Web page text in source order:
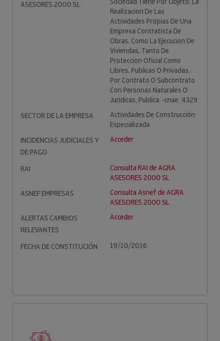
ASESORES 2000 SL
Realizacion De Las
Actividades Propias De Una
Empresa Contratista De
Obras, Como La Ejecucion De
Viviendas, Tanto De
Proteccion Oficial Como
Libres, Publicas O Privadas,
Por Contrato O Subcontrato
Con Personas Naturales O
Juridicas, Publica. -cnae: 4329
SECTOR DE LA EMPRESA
Actividades De Construcción
Especializada
INCIDENCIAS JUDICIALES Y
DE PAGO
Acceder
RAI
Consulta RAI de AGRA
ASESORES 2000 SL
ASNEF EMPRESAS
Consulta Asnef de AGRA
ASESORES 2000 SL
ALERTAS CAMBIOS
RELEVANTES
Acceder
FECHA DE CONSTITUCIÓN 19/10/2016